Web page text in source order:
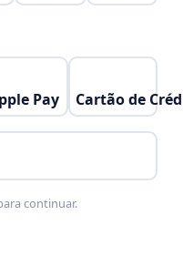
Pay Cartão de
continuar.